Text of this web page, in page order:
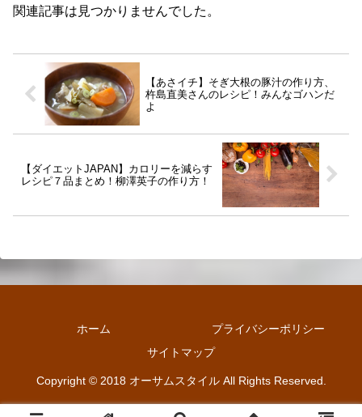
関連記事は見つかりませんでした。
【あさイチ】そぎ大根の豚汁の作り方、
杵島直美さんのレシピ！みんなゴハンだ
よ
【ダイエットJAPAN】カロリーを減らす
レシピ７品まとめ！柳澤英子の作り方！
ホーム
プライバシーポリシー
サイトマップ
Copyright © 2018 オーサムスタイル All Rights Reserved.